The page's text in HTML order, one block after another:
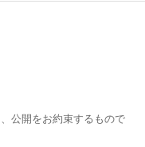
公開をお約束するもので